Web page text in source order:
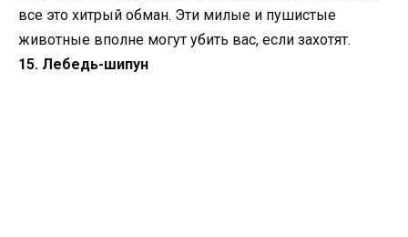
все это хитрый обман. Эти милые и пушистые
животные вполне могут убить вас, если захотят.
15. Лебедь-шипун